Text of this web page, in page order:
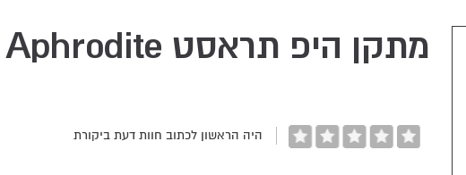
מתקן היפ תראסט OutRage Aphrodite
היה הראשון לכתוב חוות דעת ביקורת